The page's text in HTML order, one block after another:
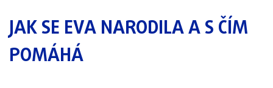
JAK SE EVA NARODILA A S ČÍM
POMÁHÁ